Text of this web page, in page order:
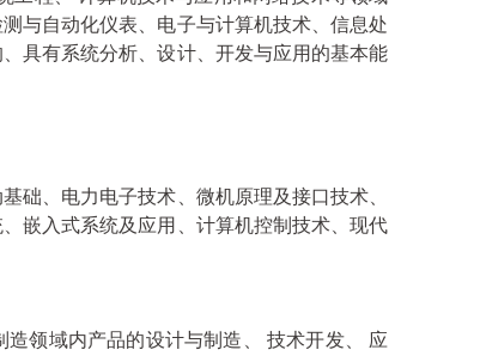
与自动化仪表、电子与计算机技术、信息处
具有系统分析、设计、开发与应用的基本能
础、电力电子技术、微机原理及接口技术、
嵌入式系统及应用、计算机控制技术、现代
领域内产品的设计与制造、 技术开发、 应